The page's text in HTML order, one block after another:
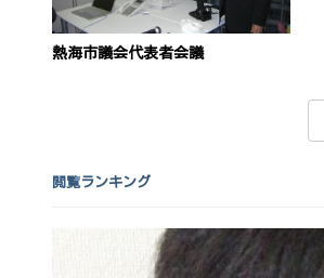
熱海市議会代表者会議
閲覧ランキング